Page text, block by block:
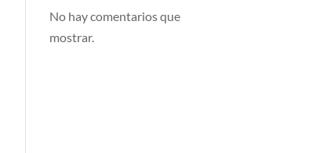
No hay comentarios que
mostrar.